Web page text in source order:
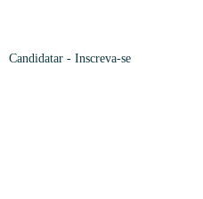
Candidatar - Inscreva-se